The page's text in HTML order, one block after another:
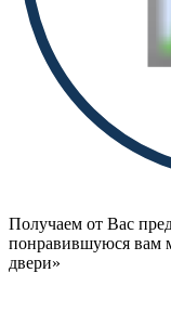
Получаем от Вас
понравившуюся вам
двери»